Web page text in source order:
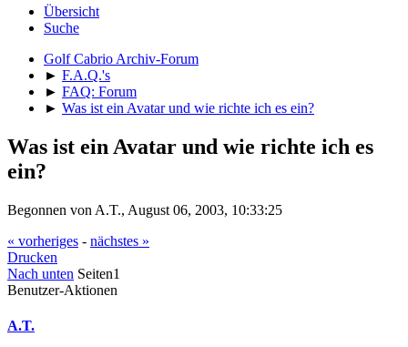
Übersicht
Suche
Golf Cabrio Archiv-Forum
► F.A.Q.'s
► FAQ: Forum
► Was ist ein Avatar und wie richte ich es ein?
Was ist ein Avatar und wie richte ich es
ein?
Begonnen von A.T., August 06, 2003, 10:33:25
« vorheriges - nächstes »
Drucken
Nach unten Seiten1
Benutzer-Aktionen
A.T.